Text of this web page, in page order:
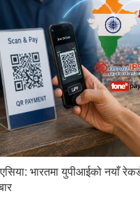
भारतमा युपीआईको नयाँ